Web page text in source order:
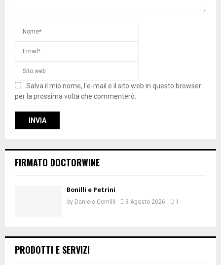
Salva il mio nome, l'e-mail e il sito web in questo browser
per la prossima volta che commenterò.
FIRMATO DOCTORWINE
Bonilli e Petrini
by Daniele Cernilli 3 Agosto 2026 1
PRODOTTI E SERVIZI